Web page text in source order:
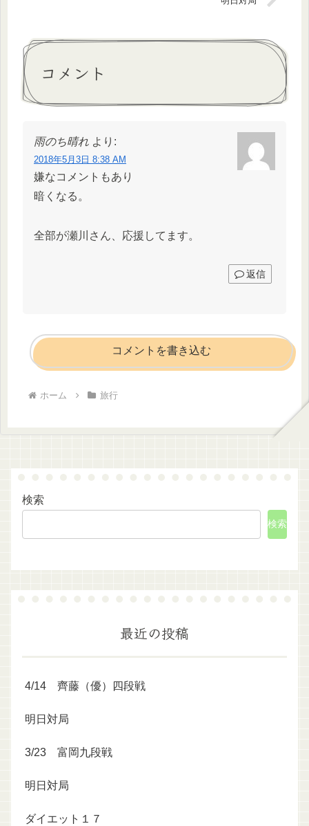
コメント
雨のち晴れ より:
2018年5月3日 8:38 AM
嫌なコメントもあり
暗くなる。
全部が瀬川さん、応援してます。
返信
コメントを書き込む
ホーム 旅行
検索
検索
最近の投稿
4/14 齊藤（優）四段戦
明日対局
3/23 富岡九段戦
明日対局
ダイエット１７